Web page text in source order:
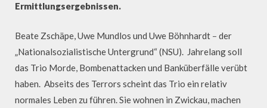
Ermittlungsergebnissen.
Beate Zschäpe, Uwe Mundlos und Uwe Böhnhardt – der
„Nationalsozialistische Untergrund“ (NSU). Jahrelang soll
das Trio Morde, Bombenattacken und Banküberfälle verübt
haben. Abseits des Terrors scheint das Trio ein relativ
normales Leben zu führen. Sie wohnen in Zwickau, machen